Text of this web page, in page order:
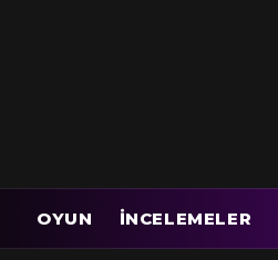
OYUN İNCELEMELER